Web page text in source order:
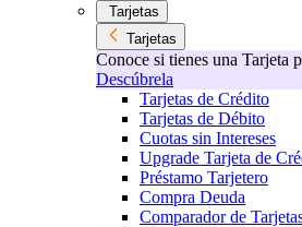
Tarjetas
Tarjetas
Conoce si tienes una Tarjeta
Descúbrela
Tarjetas de Crédito
Tarjetas de Débito
Cuotas sin Intereses
Upgrade Tarjeta de
Préstamo Tarjetero
Compra Deuda
Comparador de